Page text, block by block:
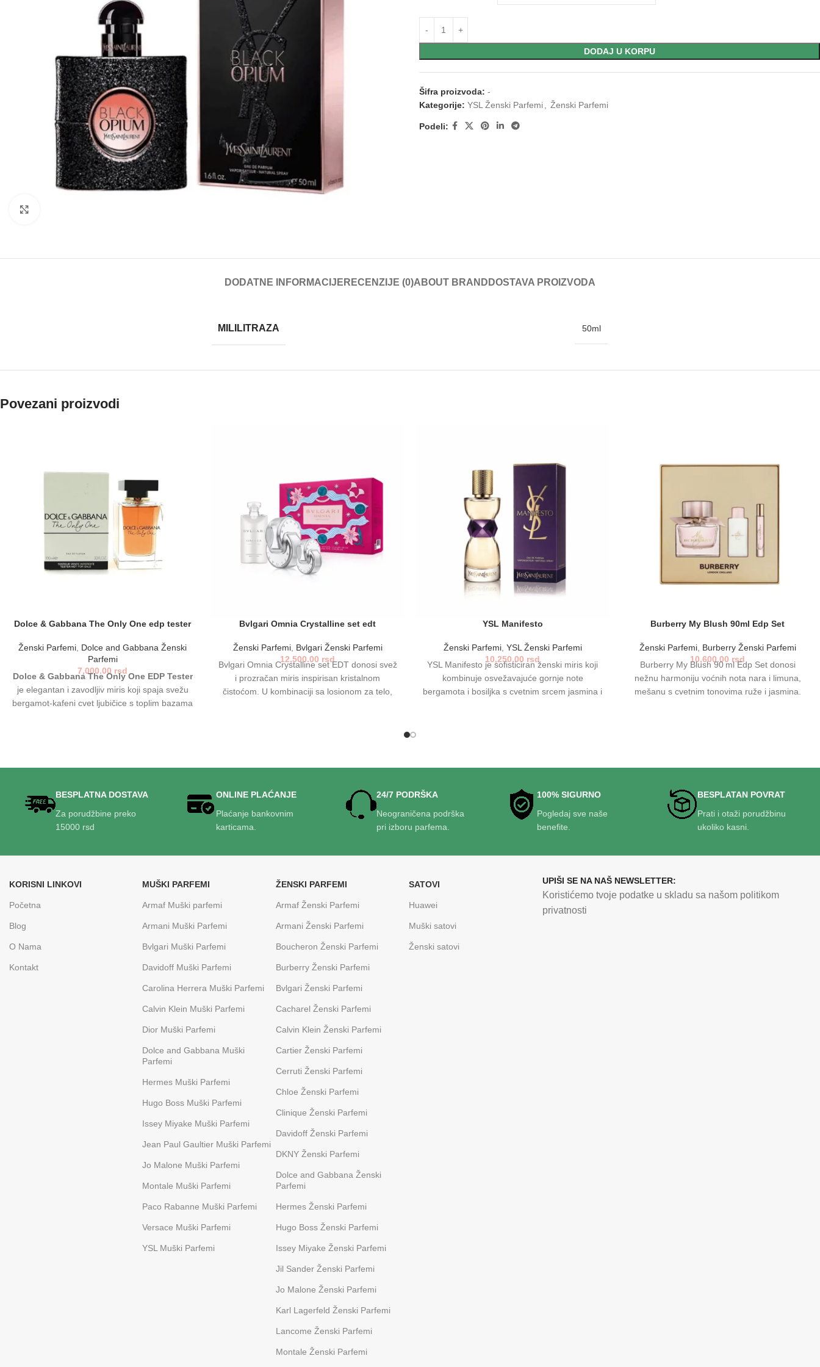
DODAJ U KORPU
Šifra proizvoda: -
Kategorije: YSL Ženski Parfemi Ženski Parfemi
Podeli:
DODATNE INFORMACIJE RECENZIJE (0)ABOUT BRAND DOSTAVA PROIZVODA
MILILITRAZA 50ml
Povezani proizvodi
Dolce & Gabbana The Only One edp tester
Ženski Parfemi Dolce and Gabbana Ženski
Parfemi
7,000.00 rsd
Dolce & Gabbana The Only One EDP Tester
je elegantan i zavodljiv miris koji spaja svežu
bergamot-kafeni cvet ljubičice s toplim bazama
Bvlgari Omnia Crystalline set edt
Ženski Parfemi, Bvlgari Ženski Parfemi
12,500.00 rsd
Bvlgari Omnia Crystalline set EDT donosi svež
i prozračan miris inspirisan kristalnom
čistoćom. U kombinaciji sa losionom za telo,
YSL Manifesto
Ženski Parfemi, YSL Ženski Parfemi
10,250.00 rsd
YSL Manifesto je sofisticiran ženski miris koji
kombinuje osvežavajuće gornje note
bergamota i bosiljka s cvetnim srcem jasmina i
Burberry My Blush 90ml Edp Set
Ženski Parfemi, Burberry Ženski Parfemi
10,600.00 rsd
Burberry My Blush 90 ml Edp Set donosi
nežnu harmoniju voćnih nota nara i limuna,
mešanu s cvetnim tonovima ruže i jasmina.
BESPLATNA DOSTAVA
Za porudžbine preko
15000 rsd
ONLINE PLAĆANJE
Plaćanje bankovnim
karticama.
24/7 PODRŠKA
Neograničena podrška
pri izboru parfema.
100% SIGURNO
Pogledaj sve naše
benefite.
BESPLATAN POVRAT
Prati i otaži porudžbinu
ukoliko kasni.
KORISNI LINKOVI
Početna
Blog
O Nama
Kontakt
MUŠKI PARFEMI
Armaf Muški parfemi
Armani Muški Parfemi
Bvlgari Muški Parfemi
Davidoff Muški Parfemi
Carolina Herrera Muški Parfemi
Calvin Klein Muški Parfemi
Dior Muški Parfemi
Dolce and Gabbana Muški
Parfemi
Hermes Muški Parfemi
Hugo Boss Muški Parfemi
Issey Miyake Muški Parfemi
Jean Paul Gaultier Muški Parfemi
Jo Malone Muški Parfemi
Montale Muški Parfemi
Paco Rabanne Muški Parfemi
Versace Muški Parfemi
YSL Muški Parfemi
ŽENSKI PARFEMI
Armaf Ženski Parfemi
Armani Ženski Parfemi
Boucheron Ženski Parfemi
Burberry Ženski Parfemi
Bvlgari Ženski Parfemi
Cacharel Ženski Parfemi
Calvin Klein Ženski Parfemi
Cartier Ženski Parfemi
Cerruti Ženski Parfemi
Chloe Ženski Parfemi
Clinique Ženski Parfemi
Davidoff Ženski Parfemi
DKNY Ženski Parfemi
Dolce and Gabbana Ženski
Parfemi
Hermes Ženski Parfemi
Hugo Boss Ženski Parfemi
Issey Miyake Ženski Parfemi
Jil Sander Ženski Parfemi
Jo Malone Ženski Parfemi
Karl Lagerfeld Ženski Parfemi
Lancome Ženski Parfemi
Montale Ženski Parfemi
SATOVI
Huawei
Muški satovi
Ženski satovi
UPIŠI SE NA NAŠ NEWSLETTER:
Koristićemo tvoje podatke u skladu sa našom politikom
privatnosti